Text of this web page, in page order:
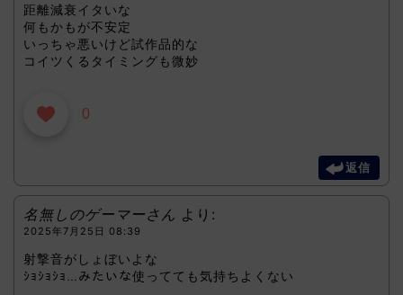
距離減衰イタいな
何もかもが不安定
いっちゃ悪いけど試作品的な
コイツくるタイミングも微妙
0
返信
名無しのゲーマーさん より:
2025年7月25日 08:39
射撃音がしょぼいよな
ｼｮｼｮｼｮ…みたいな使ってても気持ちよくない